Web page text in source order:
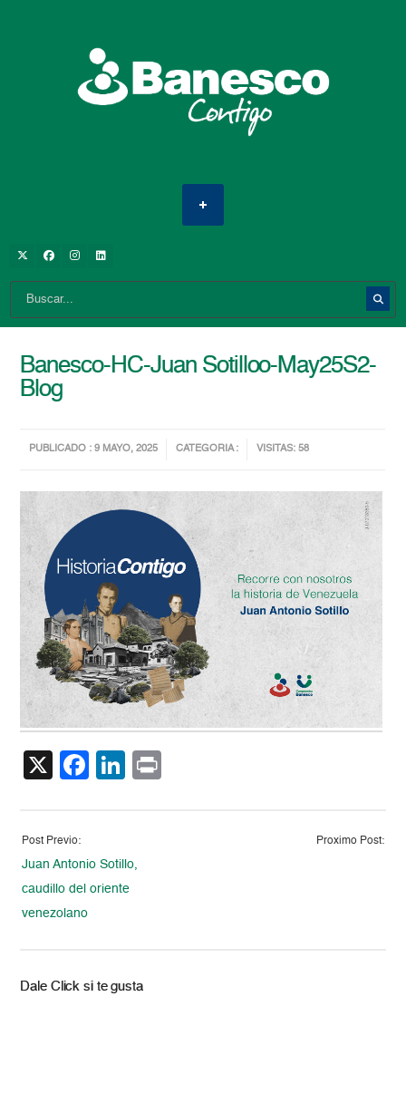
Banesco-HC-Juan Sotilloo-May25S2-
Blog
PUBLICADO : 9 MAYO, 2025 CATEGORIA : VISITAS: 58
X Facebook
LinkedIn
Post Previo:
Juan Antonio Sotillo,
caudillo del oriente
venezolano
Proximo Post:
Dale Click si te gusta